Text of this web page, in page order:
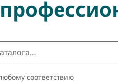
соответствию